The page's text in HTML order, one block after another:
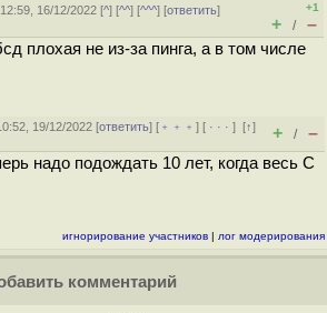
16/12/2022 [^] [^^] [^^^] [ответить]
+1
+ / –
плохая не из-за пинга, а в том числе
19/12/2022 [ответить] [ ﹢﹢﹢] [ · · ·][↑]
+ / –
надо подождать 10 лет, когда весь С
игнорирование участников | лог модерирования
комментарий